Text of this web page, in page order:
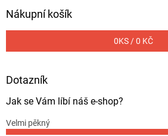
Nákupní košík
0KS /0 KČ
Dotazník
Jak se Vám líbí náš e-shop?
Velmi pěkný